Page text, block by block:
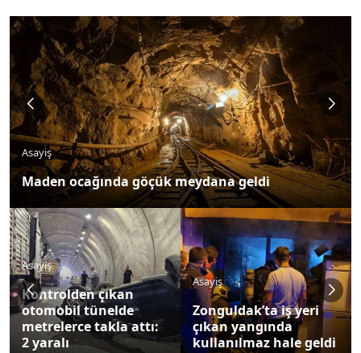
Asayiş
Maden ocağında göçük meydana geldi
Asayiş
Kontrolden çıkan
otomobil tünelde
metrelerce takla attı:
2 yaralı
Asayiş
Zonguldak’ta iş yeri
çıkan yangında
kullanılmaz hale geldi